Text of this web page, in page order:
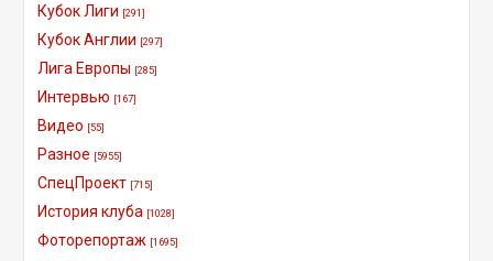
Кубок Лиги [291]
Кубок Англии [297]
Лига Европы [285]
Интервью [167]
Видео [55]
Разное [5955]
СпецПроект [715]
История клуба [1028]
Фоторепортаж [1695]